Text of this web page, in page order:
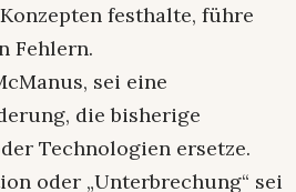
festhalte, führe
Fehlern.
sei eine
die bisherige
Technologien ersetze.
oder „Unterbrechung“ sei